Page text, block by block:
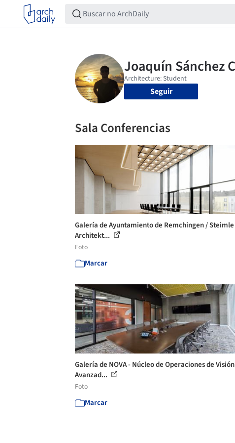
Seguir
Sala Conferencias
Galería de Ayuntamiento de Remchingen / Steimle
Architekt...
Foto
Marcar
Galería de NOVA - Núcleo de Operaciones de Visión
Avanzad...
Foto
Marcar